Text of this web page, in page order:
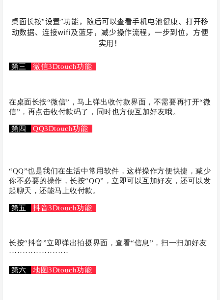
桌面长按“设置”功能，随后可以查看手机电池健康、打开移
动数据、连接wifi及蓝牙，减少操作流程，一步到位，方便
实用！
第三 微信3Dtouch功能
在桌面长按“微信”，马上弹出收付款界面，不需要再打开“微
信”，再点击收付款码了，同时也方便互加好友哦。
第四 QQ3Dtouch功能
“QQ”也是我们在生活中常用软件 ，这样操作方便快捷，减少
你不必要的操作，长按“QQ”，立即可以互加好友，还可以发
起聊天，还能马上收付款。
第五 抖音3Dtouch功能
长按“抖音”立即弹出拍摄界面，查看“信息”，扫一扫加好友
······················
第六 地图3Dtouch功能